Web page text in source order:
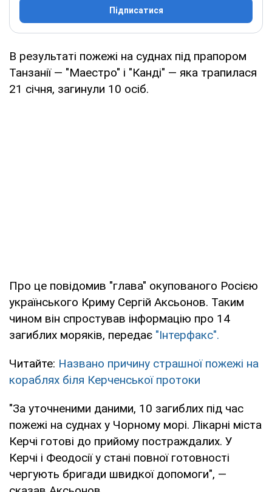
Підписатися
В результаті пожежі на суднах під прапором
Танзанії — "Маестро" і "Канді" — яка трапилася
21 січня, загинули 10 осіб.
Про це повідомив "глава" окупованого Росією
українського Криму Сергій Аксьонов. Таким
чином він спростував інформацію про 14
загиблих моряків, передає "Інтерфакс".
Читайте: Названо причину страшної пожежі на
кораблях біля Керченської протоки
"За уточненими даними, 10 загиблих під час
пожежі на суднах у Чорному морі. Лікарні міста
Керчі готові до прийому постраждалих. У
Керчі і Феодосії у стані повної готовності
чергують бригади швидкої допомоги", —